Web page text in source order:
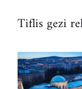
Tiflis gezi